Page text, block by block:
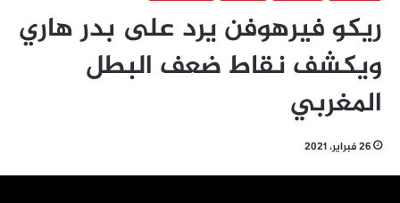
ريكو فيرهوفن يرد على بدر هاري
ويكشف نقاط ضعف البطل
المغربي
26 فبراير، 2021